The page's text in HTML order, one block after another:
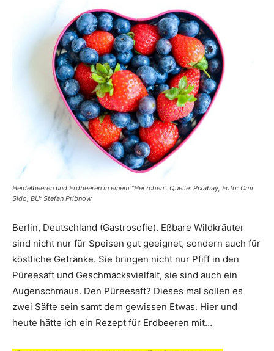
Heidelbeeren und Erdbeeren in einem "Herzchen". Quelle: Pixabay, Foto: Omi
Sido, BU: Stefan Pribnow
Berlin, Deutschland (Gastrosofie). Eßbare Wildkräuter
sind nicht nur für Speisen gut geeignet, sondern auch für
köstliche Getränke. Sie bringen nicht nur Pfiff in den
Püreesaft und Geschmacksvielfalt, sie sind auch ein
Augenschmaus. Den Püreesaft? Dieses mal sollen es
zwei Säfte sein samt dem gewissen Etwas. Hier und
heute hätte ich ein Rezept für Erdbeeren mit…